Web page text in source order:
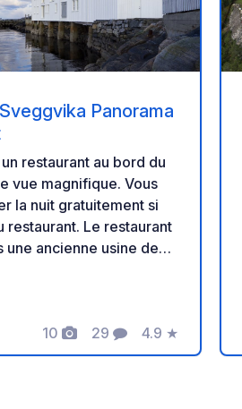
Panorama
restaurant au bord du
vue magnifique. Vous
la nuit gratuitement si
restaurant. Le restaurant
une ancienne usine de
également le petit-
campeurs. Actuellement,
d'ajouter des
comme l'électricité,
10
Photos
29
Commentaires
4.9
Note
★